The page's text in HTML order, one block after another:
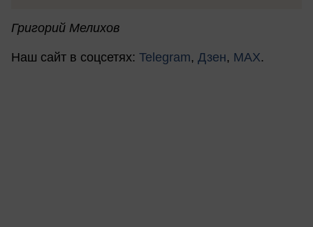
Григорий Мелихов
Наш сайт в соцсетях: Telegram, Дзен, MAX.